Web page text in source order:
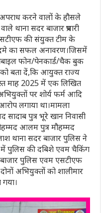
अपराध करने वालों के हौसले
सदर बाजार प्रभारी
की संयुक्त टीम के
का सफल अनावरण।जिसमें
फोन/पेनकार्ड/चैक बुक
बता दें,कि आयुक्त राज्य
माह 2025 में एक लिखित
पर शोर्य फर्म आदि
लगाया था।मामला
सादाब पुत्र भूरे खान निवासी
आलम पुत्र मौहम्मद
थाना सदर बाजार पुलिस ने
पुलिस की दबिशे एवम चैकिंग
बाजार पुलिस एवम एसटीएफ
अभियुक्तों को शालीमार
गया।